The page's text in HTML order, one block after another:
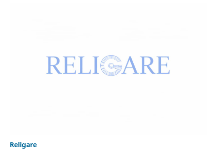
Religare